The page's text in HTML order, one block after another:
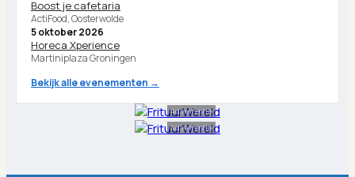
Boost je cafetaria
ActiFood, Oosterwolde
5 oktober 2026
Horeca Xperience
Martiniplaza Groningen
Bekijk alle evenementen →
Advertentie
Advertentie